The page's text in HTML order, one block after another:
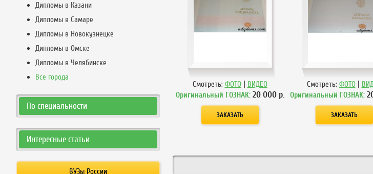
Смотреть: ФОТО | ВИДЕО
Оригинальный ГОЗНАК: 20 000р.
Смотреть: ФОТО |
Оригинальный ГОЗНАК:
Дипломы в Казани
Дипломы в Самаре
Дипломы в Новокузнецке
Дипломы в Омске
Дипломы в Челябинске
Все города
По специальности
Интересные статьи
ВУЗы России